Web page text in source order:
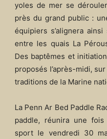
yoles de mer se
près du grand public :
équipiers s’alignera
entre les quais La
Des baptêmes et
proposés l’après-midi,
traditions de la Marine
La Penn Ar Bed Paddle
paddle, réunira une
sport le vendredi 30